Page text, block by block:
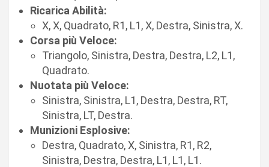
Ricarica Abilità:
X, X, Quadrato, R1, L1, X, Destra, Sinistra, X.
Corsa più Veloce:
Triangolo, Sinistra, Destra, Destra, L2, L1,
Quadrato.
Nuotata più Veloce:
Sinistra, Sinistra, L1, Destra, Destra, RT,
Sinistra, LT, Destra.
Munizioni Esplosive:
Destra, Quadrato, X, Sinistra, R1, R2,
Sinistra, Destra, Destra, L1, L1, L1.